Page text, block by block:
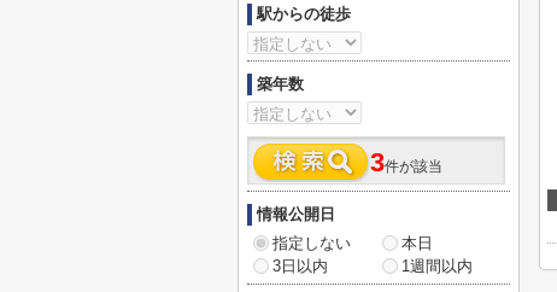
駅からの徒歩
築年数
3件が該当
情報公開日
指定しない
本日
3日以内
1週間以内